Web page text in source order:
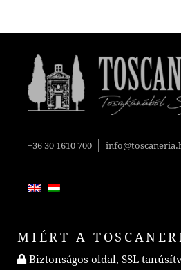
+36 30 1610 700 |
MIÉRT A
Biztonságos oldal, SSL